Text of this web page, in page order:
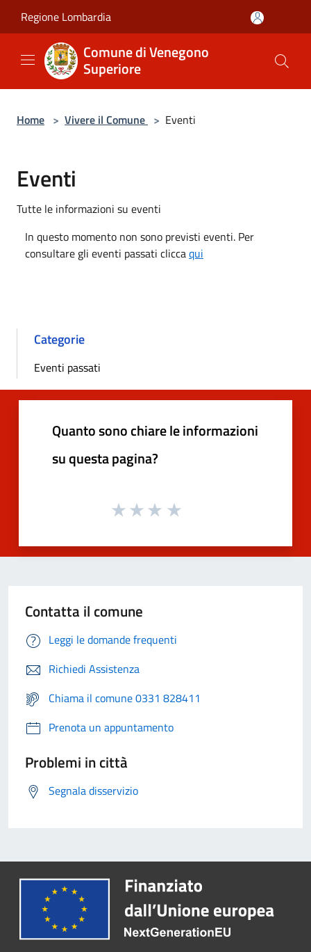
Regione Lombardia
Comune di Venegono
Superiore
Home > Vivere il Comune > Eventi
Eventi
Tutte le informazioni su eventi
In questo momento non sono previsti eventi. Per
consultare gli eventi passati cliccaqui
Categorie
Eventi passati
Quanto sono chiare le informazioni
su questa pagina?
Contatta il comune
Leggi le domande frequenti
Richiedi Assistenza
Chiama il comune 0331 828411
Prenota un appuntamento
Problemi in città
Segnala disservizio